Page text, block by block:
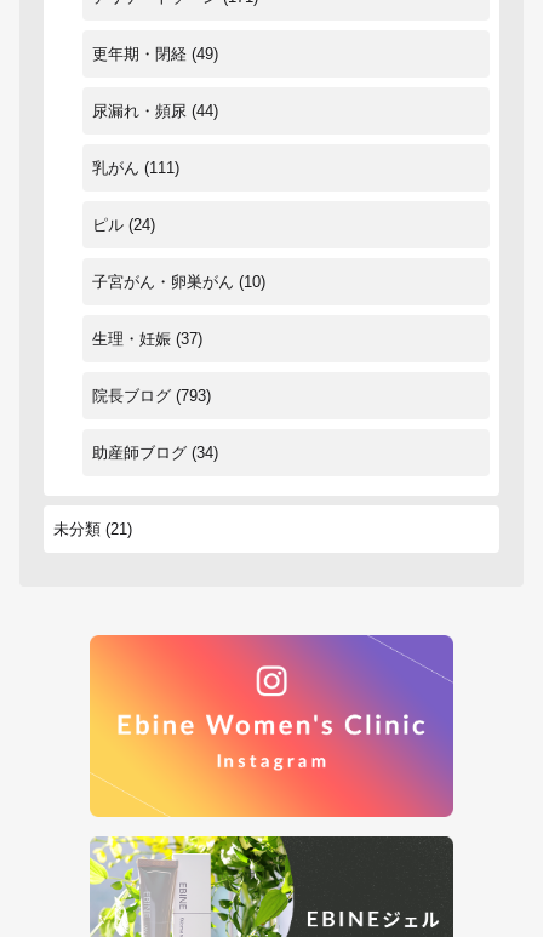
更年期・閉経 (49)
尿漏れ・頻尿 (44)
乳がん (111)
ピル (24)
子宮がん・卵巣がん (10)
生理・妊娠 (37)
院長ブログ (793)
助産師ブログ (34)
未分類 (21)